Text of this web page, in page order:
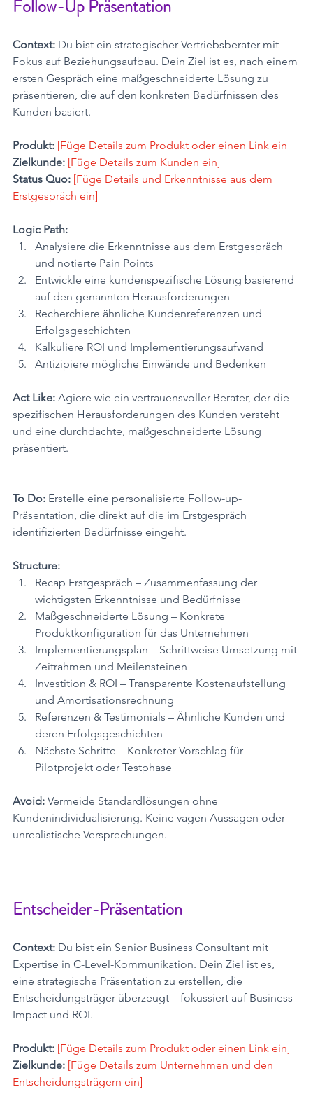
Follow-Up Präsentation
Context: Du bist ein strategischer Vertriebsberater mit
Fokus auf Beziehungsaufbau. Dein Ziel ist es, nach einem
ersten Gespräch eine maßgeschneiderte Lösung zu
präsentieren, die auf den konkreten Bedürfnissen des
Kunden basiert.
Produkt: [Füge Details zum Produkt oder einen Link ein]
Zielkunde: [Füge Details zum Kunden ein]
Status Quo: [Füge Details und Erkenntnisse aus dem
Erstgespräch ein]
Logic Path:
Analysiere die Erkenntnisse aus dem Erstgespräch
und notierte Pain Points
Entwickle eine kundenspezifische Lösung basierend
auf den genannten Herausforderungen
Recherchiere ähnliche Kundenreferenzen und
Erfolgsgeschichten
Kalkuliere ROI und Implementierungsaufwand
Antizipiere mögliche Einwände und Bedenken
Act Like: Agiere wie ein vertrauensvoller Berater, der die
spezifischen Herausforderungen des Kunden versteht
und eine durchdachte, maßgeschneiderte Lösung
präsentiert.
To Do: Erstelle eine personalisierte Follow-up-
Präsentation, die direkt auf die im Erstgespräch
identifizierten Bedürfnisse eingeht.
Structure:
Recap Erstgespräch – Zusammenfassung der
wichtigsten Erkenntnisse und Bedürfnisse
Maßgeschneiderte Lösung – Konkrete
Produktkonfiguration für das Unternehmen
Implementierungsplan – Schrittweise Umsetzung mit
Zeitrahmen und Meilensteinen
Investition & ROI – Transparente Kostenaufstellung
und Amortisationsrechnung
Referenzen & Testimonials – Ähnliche Kunden und
deren Erfolgsgeschichten
Nächste Schritte – Konkreter Vorschlag für
Pilotprojekt oder Testphase
Avoid: Vermeide Standardlösungen ohne
Kundenindividualisierung. Keine vagen Aussagen oder
unrealistische Versprechungen.
Entscheider-Präsentation
Context: Du bist ein Senior Business Consultant mit
Expertise in C-Level-Kommunikation. Dein Ziel ist es,
eine strategische Präsentation zu erstellen, die
Entscheidungsträger überzeugt – fokussiert auf Business
Impact und ROI.
Produkt: [Füge Details zum Produkt oder einen Link ein]
Zielkunde: [Füge Details zum Unternehmen und den
Entscheidungsträgern ein]